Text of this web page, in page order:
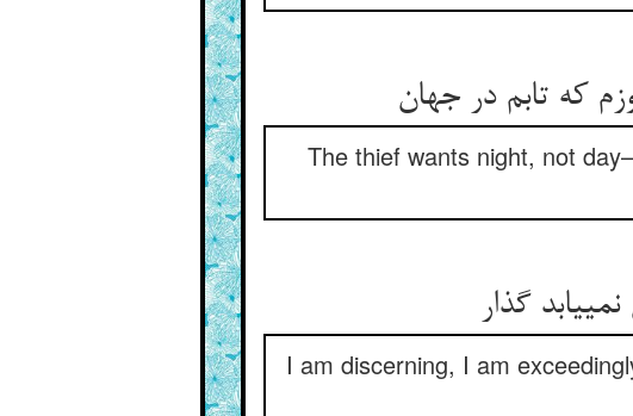
که تابم در جهان‏
The thief wants night, not
گذار
I am discerning, I am